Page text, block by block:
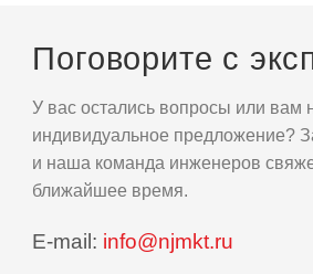
Поговорите с
У вас остались вопросы или вам
индивидуальное предложение?
и наша команда инженеров
ближайшее время.
E-mail: info@njmkt.ru